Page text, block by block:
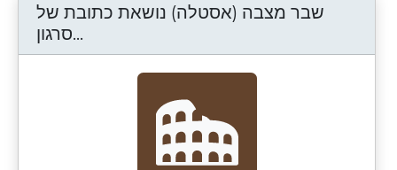
שבר מצבה (אסטלה) נושאת כתובת של
סרגון...